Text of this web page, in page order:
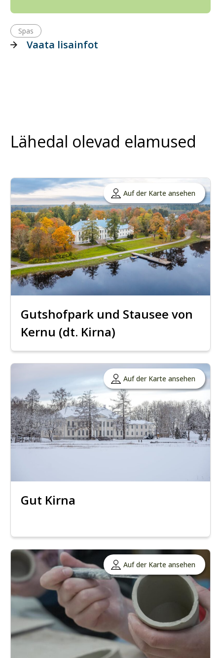
Spas
Vaata lisainfot
Lähedal olevad elamused
Auf der Karte ansehen
Gutshofpark und Stausee von
Kernu (dt. Kirna)
Auf der Karte ansehen
Gut Kirna
Auf der Karte ansehen